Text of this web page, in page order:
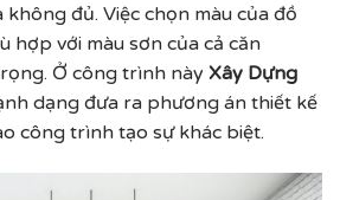
không đủ. Việc chọn màu của đồ
hợp với màu sơn của cả căn
Ở công trình này Xây Dựng
dạng đưa ra phương án thiết kế
công trình tạo sự khác biệt.